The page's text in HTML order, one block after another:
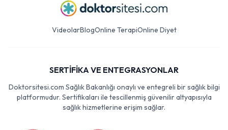
VideolarBlogOnline TerapiOnline Diyet
SERTİFİKA VE ENTEGRASYONLAR
Doktorsitesi.com Sağlık Bakanlığı onaylı ve entegreli bir sağlık bilgi
platformudur. Sertifikaları ile tescillenmiş güvenilir altyapısıyla
sağlık hizmetlerine erişim sağlar.